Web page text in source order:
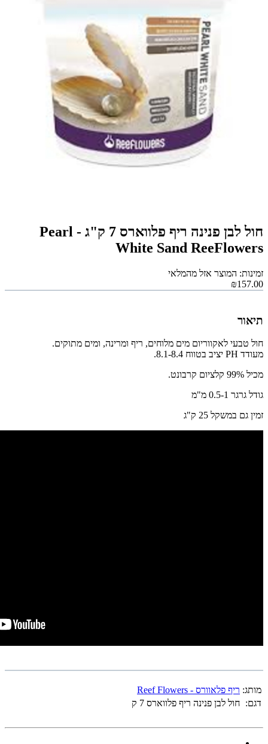
חול לבן פנינה ריף פלווארס 7 ק"ג - Pearl
White Sand ReeFlowers
זמינות: המוצר אזל מהמלאי
₪157.00
תיאור
חול טבעי לאקווריום מים מלוחים, ריף ומרינה, ומים מתוקים.
מעודד PH יציב בטווח 8.1-8.4.
מכיל 99% קלציום קרבונט.
גודל גרגר 0.5-1 מ"מ
זמין גם במשקל 25 ק"ג
מותג: ריף פלאוורס - Reef Flowers
דגם: חול לבן פנינה ריף פלווארס 7 ק